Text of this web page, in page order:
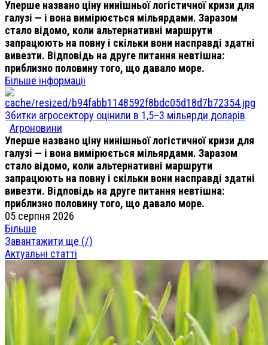
Уперше названо ціну нинішньої логістичної кризи для
галузі — і вона вимірюється мільярдами. Заразом
стало відомо, коли альтернативні маршрути
запрацюють на повну і скільки вони насправді здатні
вивезти. Відповідь на друге питання невтішна:
приблизно половину того, що давало море.
Більше інформації
Збитки агросектору оцінили в 1,5–3 мільярди доларів
Агроновини
Уперше названо ціну нинішньої логістичної кризи для
галузі — і вона вимірюється мільярдами. Заразом
стало відомо, коли альтернативні маршрути
запрацюють на повну і скільки вони насправді здатні
вивезти. Відповідь на друге питання невтішна:
приблизно половину того, що давало море.
05 серпня 2026
Більше
Завантажити ще (/)
Актуальні статті